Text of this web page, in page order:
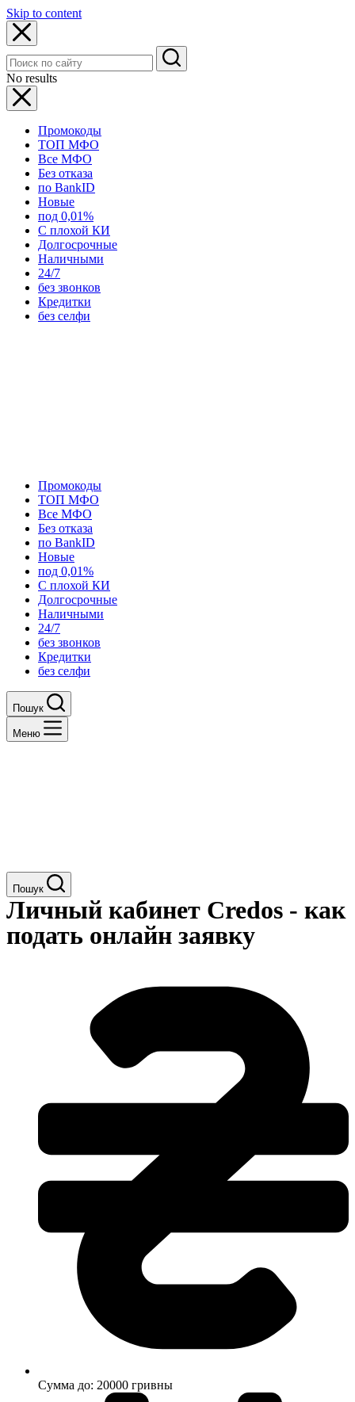
Skip to content
No results
Промокоды
ТОП МФО
Все МФО
Без отказа
по BankID
Новые
под 0,01%
С плохой КИ
Долгосрочные
Наличными
24/7
без звонков
Кредитки
без селфи
Промокоды
ТОП МФО
Все МФО
Без отказа
по BankID
Новые
под 0,01%
С плохой КИ
Долгосрочные
Наличными
24/7
без звонков
Кредитки
без селфи
Пошук
Меню
Пошук
Личный кабинет Credos - как
подать онлайн заявку
Сумма до: 20000 гривны